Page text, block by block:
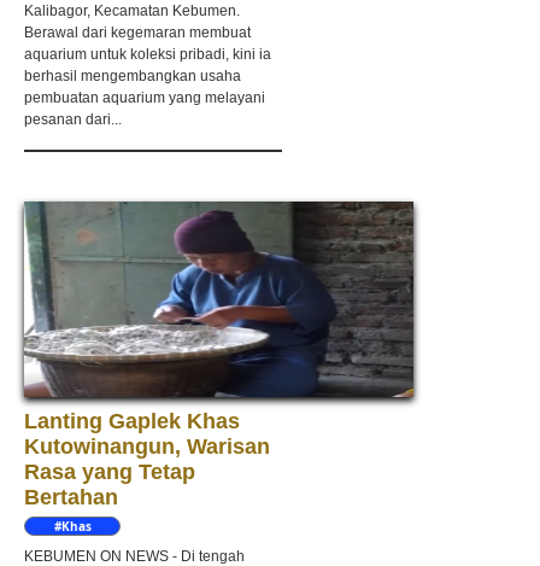
Kalibagor, Kecamatan Kebumen.
Berawal dari kegemaran membuat
aquarium untuk koleksi pribadi, kini ia
berhasil mengembangkan usaha
pembuatan aquarium yang melayani
pesanan dari...
Lanting Gaplek Khas
Kutowinangun, Warisan
Rasa yang Tetap
Bertahan
#Khas
KEBUMEN ON NEWS - Di tengah